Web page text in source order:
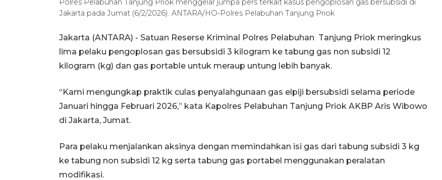
Polres Pelabuhan Tanjung Priok menggelar jumpa pers terkait kasus pengoplosan gas bersubsidi di
Jakarta pada Jumat (6/2/2026). ANTARA/HO-Polres Pelabuhan Tanjung Priok
Jakarta (ANTARA) - Satuan Reserse Kriminal Polres Pelabuhan Tanjung Priok meringkus
lima pelaku pengoplosan gas bersubsidi 3 kilogram ke tabung gas non subsidi 12
kilogram (kg) dan gas portable untuk meraup untung lebih banyak.
“Kami mengungkap praktik culas penyalahgunaan gas elpiji bersubsidi selama periode
Januari hingga Februari 2026,” kata Kapolres Pelabuhan Tanjung Priok AKBP Aris Wibowo
di Jakarta, Jumat.
Para pelaku menjalankan aksinya dengan memindahkan isi gas dari tabung subsidi 3 kg
ke tabung non subsidi 12 kg serta tabung gas portabel menggunakan peralatan
modifikasi.